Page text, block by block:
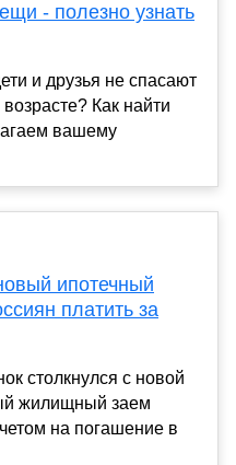
- полезно узнать
и друзья не спасают
Как найти
вашему
ипотечный
платить за
столкнулся с новой
жилищный заем
на погашение в